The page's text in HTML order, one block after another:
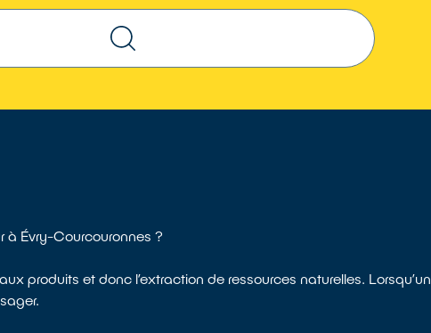
à Évry-Courcouronnes ?
produits et donc l’extraction de ressources naturelles. Lorsqu’un